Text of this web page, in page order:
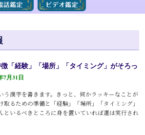
「経験」「場所」「タイミング」がそろっ
7月31日
漢字を書きます。きっと、何かラッキーなことが
取るための準備と「経験」「場所」「タイミング」
といるべきところに身を置いていれば運は実行され